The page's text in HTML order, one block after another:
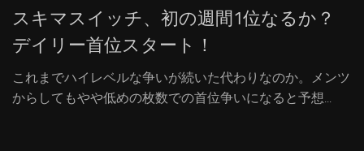
スキマスイッチ、初の週間1位なるか？
デイリー首位スタート！
これまでハイレベルな争いが続いた代わりなのか。メンツ
からしてもやや低めの枚数での首位争いになると予想...